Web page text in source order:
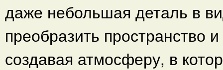
даже небольшая деталь в
преобразить пространство
создавая атмосферу, в